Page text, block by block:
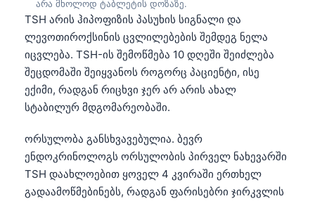
არა მხოლოდ ტაბლეტის დოზაზე.
TSH არის ჰიპოფიზის პასუხის სიგნალი და
ლევოთიროქსინის ცვლილებების შემდეგ ნელა
იცვლება. TSH-ის შემოწმება 10 დღეში შეიძლება
შეცდომაში შეიყვანოს როგორც პაციენტი, ისე
ექიმი, რადგან რიცხვი ჯერ არ არის ახალ
სტაბილურ მდგომარეობაში.
ორსულობა განსხვავებულია. ბევრ
ენდოკრინოლოგს ორსულობის პირველ ნახევარში
TSH დაახლოებით ყოველ 4 კვირაში ერთხელ
გადაამოწმებინებს, რადგან ფარისებრი ჯირკვლის
فارسی
Български
Dansk
Bahasa Indonesia
Հայերեն
Íslenska
Српски језик